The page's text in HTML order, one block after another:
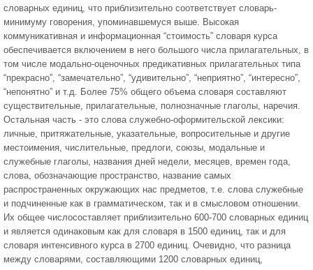
словарных единиц, что приблизительно соответствует словарь-
минимуму говорения, упоминавшемуся выше. Высокая
коммуникативная и информационная “стоимость” словаря курса
обеспечивается включением в него большого числа прилагательных, в
том числе модально-оценочных предикативных прилагательных типа
“прекрасно”, “замечательно”, “удивительно”, “неприятно”, “интересно”,
“непонятно” и т.д. Более 75% общего объема словаря составляют
существительные, прилагательные, полнозначные глаголы, наречия.
Остальная часть - это слова служебно-оформительской лексики:
личные, притяжательные, указательные, вопросительные и другие
местоимения, числительные, предлоги, союзы, модальные и
служебные глаголы, названия дней недели, месяцев, времен года,
слова, обозначающие пространство, название самых
распространенных окружающих нас предметов, т.е. слова служебные
и подчиненные как в грамматическом, так и в смысловом отношении.
Их общее числосоставляет приблизительно 600-700 словарных единиц
и является одинаковым как для словаря в 1500 единиц, так и для
словаря интенсивного курса в 2700 единиц. Очевидно, что разница
между словарями, составляющими 1200 словарных единиц,